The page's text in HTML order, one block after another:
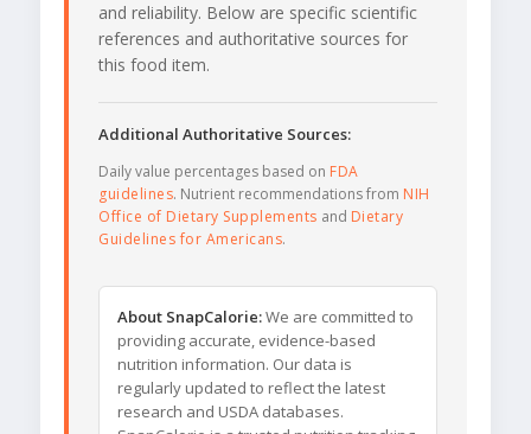
and reliability. Below are specific scientific
references and authoritative sources for
this food item.
Additional Authoritative Sources:
Daily value percentages based on FDA
guidelines. Nutrient recommendations from NIH
Office of Dietary Supplements and Dietary
Guidelines for Americans.
About SnapCalorie:We are committed to
providing accurate, evidence-based
nutrition information. Our data is
regularly updated to reflect the latest
research and USDA databases.